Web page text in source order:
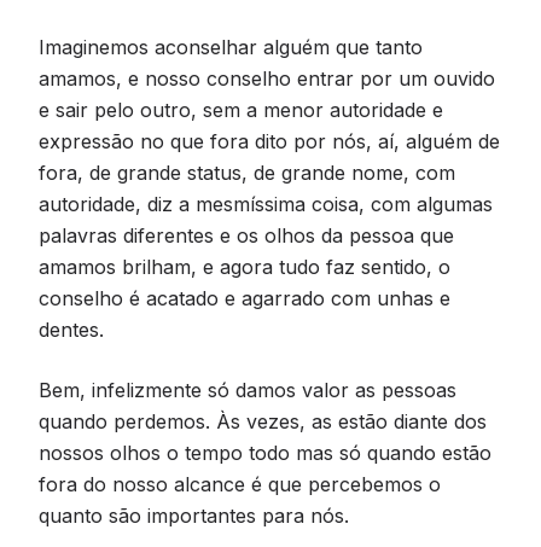
Imaginemos aconselhar alguém que tanto
amamos, e nosso conselho entrar por um ouvido
e sair pelo outro, sem a menor autoridade e
expressão no que fora dito por nós, aí, alguém de
fora, de grande status, de grande nome, com
autoridade, diz a mesmíssima coisa, com algumas
palavras diferentes e os olhos da pessoa que
amamos brilham, e agora tudo faz sentido, o
conselho é acatado e agarrado com unhas e
dentes.
Bem, infelizmente só damos valor as pessoas
quando perdemos. Às vezes, as estão diante dos
nossos olhos o tempo todo mas só quando estão
fora do nosso alcance é que percebemos o
quanto são importantes para nós.